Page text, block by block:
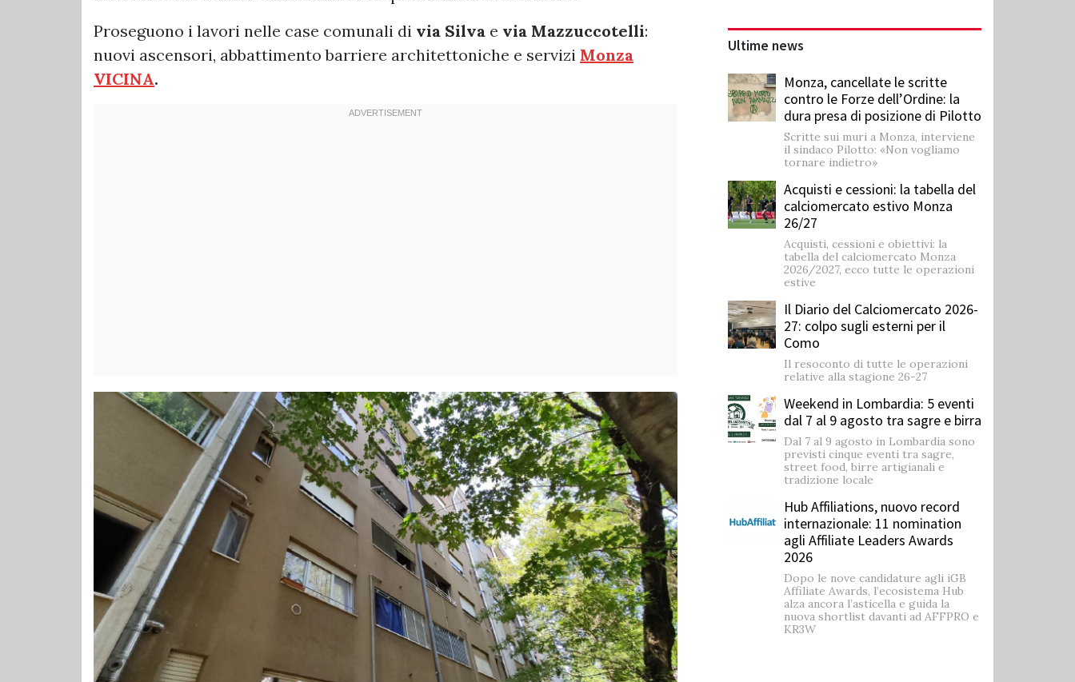
Proseguono i lavori nelle case comunali di via Silva e via Mazzuccotelli:
nuovi ascensori, abbattimento barriere architettoniche e servizi Monza
VICINA.
Ultime news
Monza, cancellate le scritte
contro le Forze dell’Ordine: la
dura presa di posizione di Pilotto
Scritte sui muri a Monza, interviene
il sindaco Pilotto: «Non vogliamo
tornare indietro»
Acquisti e cessioni: la tabella del
calciomercato estivo Monza
26/27
Acquisti, cessioni e obiettivi: la
tabella del calciomercato Monza
2026/2027, ecco tutte le operazioni
estive
Il Diario del Calciomercato 2026-
27: colpo sugli esterni per il
Como
Il resoconto di tutte le operazioni
relative alla stagione 26-27
Weekend in Lombardia: 5 eventi
dal 7 al 9 agosto tra sagre e birra
Dal 7 al 9 agosto in Lombardia sono
previsti cinque eventi tra sagre,
street food, birre artigianali e
tradizione locale
Hub Affiliations, nuovo record
internazionale: 11 nomination
agli Affiliate Leaders Awards
2026
Dopo le nove candidature agli iGB
Affiliate Awards, l’ecosistema Hub
alza ancora l’asticella e guida la
nuova shortlist davanti ad AFFPRO e
KR3W